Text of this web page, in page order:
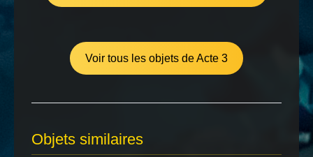
Voir tous les objets de Acte 3
Objets similaires